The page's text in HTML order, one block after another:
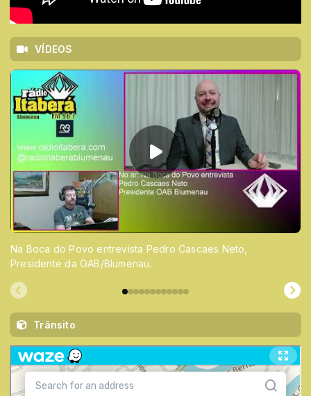
VÍDEOS
Na Boca do Povo entrevista Pedro Cascaes Neto,
Presidente da OAB/Blumenau.
Trânsito